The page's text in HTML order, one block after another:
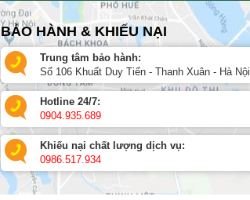
BẢO HÀNH & KHIẾU NẠI
Trung tâm bảo hành:
Số 106 Khuất Duy Tiến - Thanh Xuân - Hà Nội
Hotline 24/7:
0904.935.689
Khiếu nại chất lượng dịch vụ:
0986.517.934